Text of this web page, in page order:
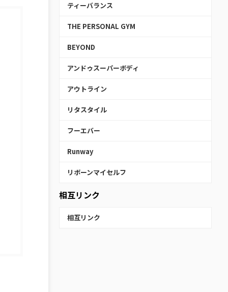
ティーバランス
THE PERSONAL GYM
BEYOND
アンドゥスーパーボディ
アウトライン
リタスタイル
フーエバー
Runway
リボーンマイセルフ
相互リンク
相互リンク